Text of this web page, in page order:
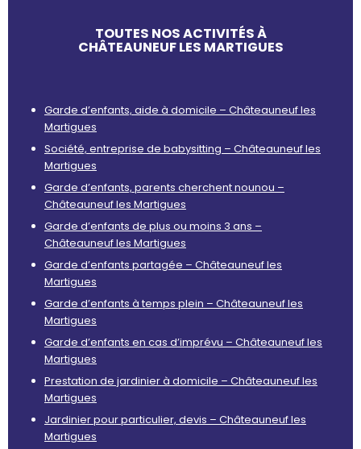
TOUTES NOS ACTIVITÉS À
CHÂTEAUNEUF LES MARTIGUES
Garde d’enfants, aide à domicile – Châteauneuf les
Martigues
Société, entreprise de babysitting – Châteauneuf les
Martigues
Garde d’enfants, parents cherchent nounou –
Châteauneuf les Martigues
Garde d’enfants de plus ou moins 3 ans –
Châteauneuf les Martigues
Garde d’enfants partagée – Châteauneuf les
Martigues
Garde d’enfants à temps plein – Châteauneuf les
Martigues
Garde d’enfants en cas d’imprévu – Châteauneuf les
Martigues
Prestation de jardinier à domicile – Châteauneuf les
Martigues
Jardinier pour particulier, devis – Châteauneuf les
Martigues